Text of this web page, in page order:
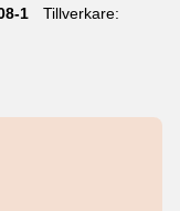
1
Tillverkare